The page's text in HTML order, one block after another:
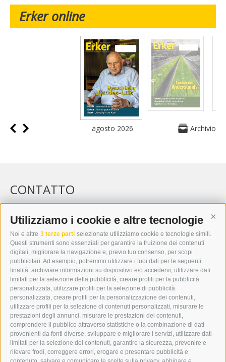
Utilizziamo i cookie e altre tecnologie
Noi e altre 3 terze parti selezionate utilizziamo cookie e tecnologie simili.
Questi strumenti sono essenziali per garantire la fruizione dei contenuti
digitali, migliorare la navigazione e, previo tuo consenso, per scopi
pubblicitari. Ad esempio, potremmo utilizzare i tuoi dati per le seguenti
finalità: archiviare informazioni su dispositivo e/o accedervi, utilizzare dati
limitati per la selezione della pubblicità, creare profili per la pubblicità
personalizzata, utilizzare profili per la selezione di pubblicità
personalizzata, creare profili per la personalizzazione dei contenuti,
utilizzare profili per la selezione di contenuti personalizzati, misurare le
prestazioni degli annunci, misurare le prestazioni dei contenuti,
comprendere il pubblico attraverso statistiche o la combinazione di dati
provenienti da fonti diverse, sviluppare e migliorare i servizi, utilizzare dati
limitati per la selezione dei contenuti, garantire la sicurezza, prevenire e
rilevare frodi, correggere errori, erogare e presentare pubblicità e
Erker online
agosto 2026 Archivio
CONTATTO
WIPP-MEDIA GMBH
DER ERKER
I-39049 VIPITENO
TEL.: +39 0472 766876
GRAFIK@DERERKER.IT
INFO@DERERKER.IT
BARBARA.FONTANA@DERERKER.IT
ERKER
PUBBLICITÀ NELL’ERKER
PUBBLICITÀ ONLINE
ADDEBITO DIRETTO SEPA